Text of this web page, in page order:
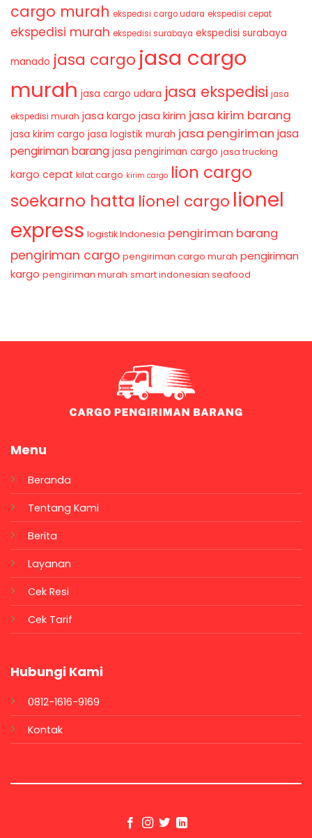
cargo murah ekspedisi cargo udara ekspedisi cepat
ekspedisi murah ekspedisi surabaya ekspedisi surabaya
manado jasa cargo jasa cargo
murah jasa cargo udara jasa ekspedisi jasa
ekspedisi murah jasa kargo jasa kirim jasa kirim barang
jasa kirim cargo jasa logistik murah jasa pengiriman jasa
pengiriman barang jasa pengiriman cargo jasa trucking
kargo cepat kilat cargo kirim cargo lion cargo
soekarno hatta lionel cargo lionel
express logistik Indonesia pengiriman barang
pengiriman cargo pengiriman cargo murah pengiriman
kargo pengiriman murah smart indonesian seafood
Menu
Beranda
Tentang Kami
Berita
Layanan
Cek Resi
Cek Tarif
Hubungi Kami
0812-1616-9169
Kontak